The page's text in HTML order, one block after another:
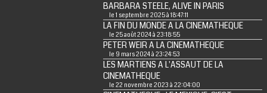
BARBARA STEELE, ALIVE IN PARIS
le 1 septembre 2025 à 18:47:11
LA FIN DU MONDE A LA CINEMATHEQUE
le 25 août 2024 à 23:18:55
PETER WEIR A LA CINEMATHEQUE
le 9 mars 2024 à 23:24:53
LES MARTIENS A L'ASSAUT DE LA
CINEMATHEQUE
le 22 novembre 2023 à 22:04:00